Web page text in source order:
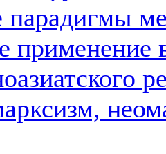
применение